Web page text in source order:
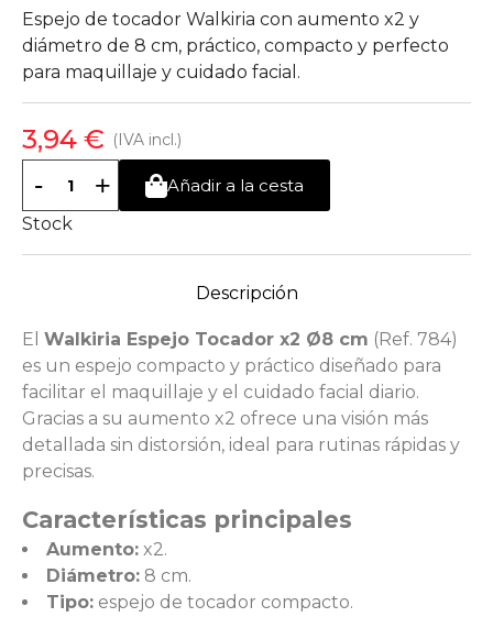
Espejo de tocador Walkiria con aumento x2 y
diámetro de 8 cm, práctico, compacto y perfecto
para maquillaje y cuidado facial.
3,94 € (IVA incl.)
- +
Añadir a la cesta
Stock
Descripción
El Walkiria Espejo Tocador x2 Ø8 cm (Ref. 784)
es un espejo compacto y práctico diseñado para
facilitar el maquillaje y el cuidado facial diario.
Gracias a su aumento x2 ofrece una visión más
detallada sin distorsión, ideal para rutinas rápidas y
precisas.
Características principales
Aumento: x2.
Diámetro: 8 cm.
Tipo: espejo de tocador compacto.